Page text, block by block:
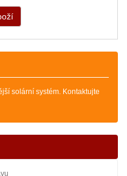
solární systém. Kontaktujte